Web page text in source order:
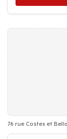
76 rue Costes et